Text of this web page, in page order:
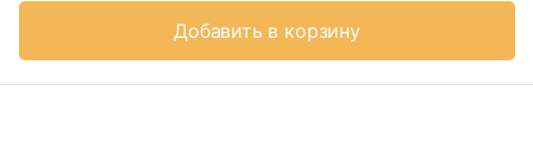
Добавить в корзину